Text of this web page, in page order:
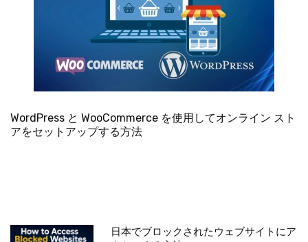
WordPress と WooCommerce を使用してオンライン スト
アをセットアップする方法
日本でブロックされたウェブサイトにア